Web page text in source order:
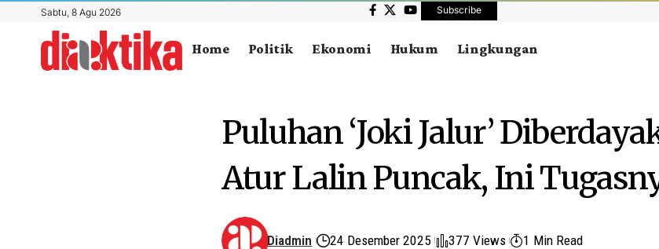
Sabtu, 8 Agu 2026 Subscribe
Home Politik Ekonomi Hukum Lingkungan
Puluhan ‘Joki Jalur’
Atur Lalin Puncak, Ini
Diadmin 24 Desember 2025 377 Views 1 Min Read